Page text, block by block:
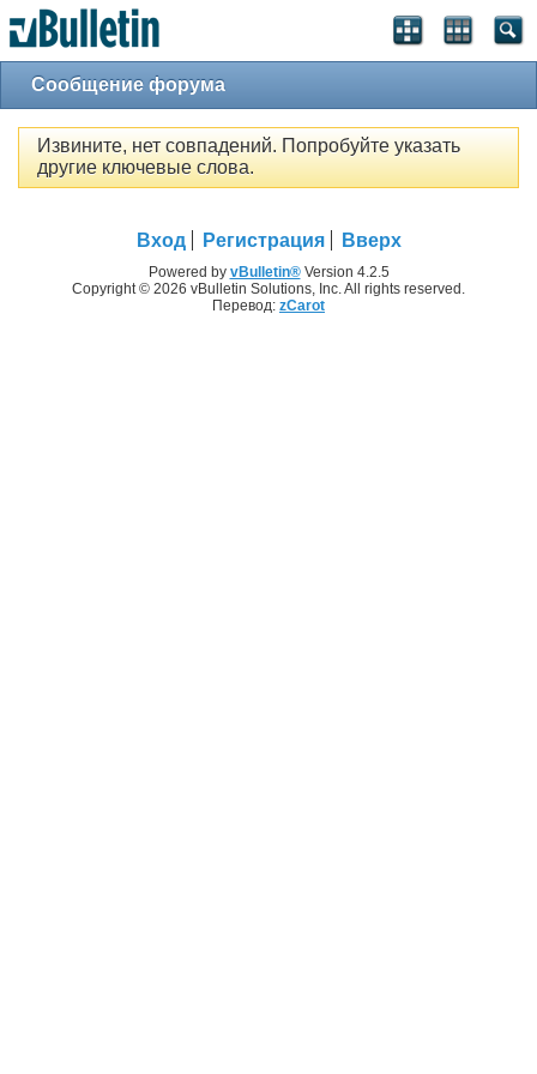
Сообщение форума
Извините, нет совпадений. Попробуйте указать
другие ключевые слова.
Вход Регистрация Вверх
Powered by vBulletin®Version 4.2.5
Copyright © 2026 vBulletin Solutions, Inc. All rights reserved.
Перевод: zCarot